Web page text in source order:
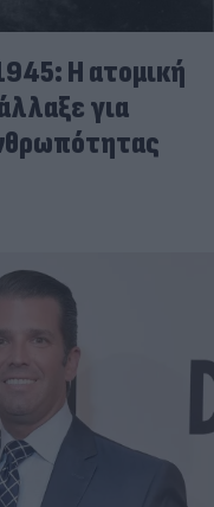
Η ατομική
για